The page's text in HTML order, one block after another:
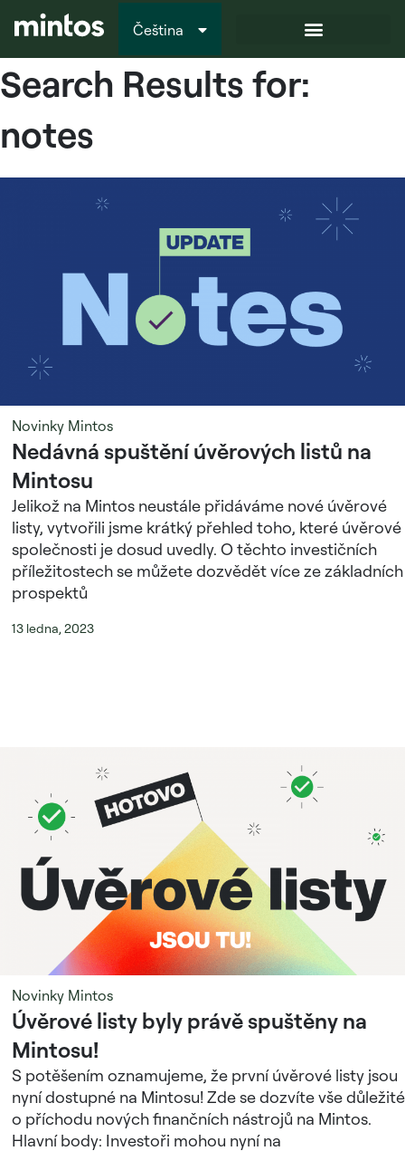
Čeština
Italiano
Search Results for:
notes
Novinky Mintos
Nedávná spuštění úvěrových listů na
Mintosu
Jelikož na Mintos neustále přidáváme nové úvěrové
listy, vytvořili jsme krátký přehled toho, které úvěrové
společnosti je dosud uvedly. O těchto investičních
příležitostech se můžete dozvědět více ze základních
prospektů
13 ledna, 2023
Novinky Mintos
Úvěrové listy byly právě spuštěny na
Mintosu!
S potěšením oznamujeme, že první úvěrové listy jsou
nyní dostupné na Mintosu! Zde se dozvíte vše důležité
o příchodu nových finančních nástrojů na Mintos.
Hlavní body: Investoři mohou nyní na